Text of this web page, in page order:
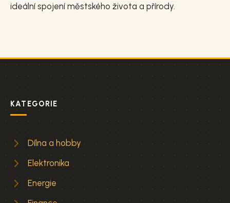
ideální spojení městského života a přírody.
KATEGORIE
Dílna a hobby
Elektronika
Energie